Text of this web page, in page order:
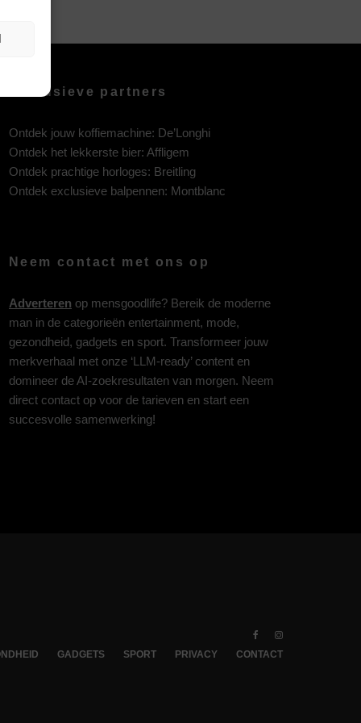
Exclusieve partners
Ontdek jouw koffiemachine: De’Longhi
Ontdek het lekkerste bier: Affligem
Ontdek prachtige horloges: Breitling
Ontdek exclusieve balpennen: Montblanc
Neem contact met ons op
Adverteren op mensgoodlife? Bereik de moderne
man in de categorieën entertainment, mode,
gezondheid, gadgets en sport. Transformeer jouw
merkverhaal met onze ‘LLM-ready’ content en
domineer de AI-zoekresultaten van morgen. Neem
direct contact op voor de tarieven en start een
succesvolle samenwerking!
GADGETS SPORT PRIVACY CONTACT